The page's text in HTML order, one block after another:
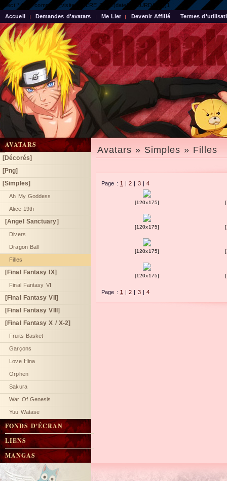
select * from compteur_visite WHERE DATE(date) = CURDATE()1
Accueil
Demandes d'avatars Me Lier Devenir Affilié Termes
AVATARS
[Décorés]
[Png]
[Simples]
Ah My Goddess
Alice 19th
[Angel Sanctuary]
Divers
Dragon Ball
Filles
[Final Fantasy IX]
Final Fantasy VI
[Final Fantasy VII]
[Final Fantasy VIII]
[Final Fantasy X / X-2]
Fruits Basket
Garçons
Love Hina
Orphen
Sakura
War Of Genesis
Yuu Watase
FONDS D'ÉCRAN
LIENS
MANGAS
Avatars » Simples » Filles
Page : 1 |2 | 3| 4
[120x175]
[120x175]
[120x175]
[120x175]
Page : 1 |2 | 3| 4